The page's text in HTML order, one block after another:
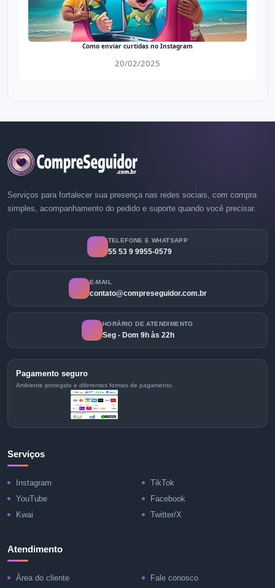
Como enviar curtidas no Instagram
20/02/2025
Serviços para fortalecer sua presença nas redes sociais, com compra
simples, acompanhamento do pedido e suporte quando você precisar.
TELEFONE E WHATSAPP
55 53 9 9955-0579
E-MAIL
contato@compreseguidor.com.br
HORÁRIO DE ATENDIMENTO
Seg - Dom 9h às 22h
Pagamento seguro
Ambiente protegido e diferentes formas de pagamento.
Serviços
Instagram
TikTok
YouTube
Facebook
Kwai
Twitter/X
Atendimento
Área do cliente Fale conosco